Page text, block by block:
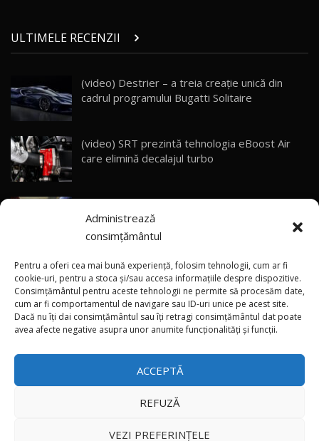
Administrează
consimțământul
Pentru a oferi cea mai bună experiență, folosim tehnologii, cum ar fi
cookie-uri, pentru a stoca și/sau accesa informațiile despre dispozitive.
Consimțământul pentru aceste tehnologii ne permite să procesăm date,
cum ar fi comportamentul de navigare sau ID-uri unice pe acest site.
Dacă nu îți dai consimțământul sau îți retragi consimțământul dat poate
avea afecte negative asupra unor anumite funcționalități și funcții.
ACCEPTĂ
REFUZĂ
VEZI PREFERINȚELE
28
Noul Geely Monjaro 2025! Mai ieftin și mai
dotat / Test Drive AutoBlog.MD
29
ZEEKR 9X - PRIMUL TEST DRIVE ÎN ROMÂNĂ!
CUM SE CONDUCE?
30
Primele impresii despre BYD Seal U DM-i,
Sealion 7 și Seal 5 DM-i / Test Drive
AutoBlog.MD
13:56
Noul Volvo EX90 / Test Drive AutoBlog.MD
32:06
33
MG RX5 - își merită banii? / Test Drive
AutoBlog.MD
34
Noul DACIA DUSTER DIESEL! Primul test drive în
română
Noul Mercedes-Benz E 350 e - cât consumă?! /
ULTIMELE RECENZII
(video) Destrier – a treia creație unică din
cadrul programului Bugatti Solitaire
(video) SRT prezintă tehnologia eBoost Air
care elimină decalajul turbo
ANRE: Detensionarea relativă a situației din
Golf influențează prețurile la carburanți în
Moldova
(foto/video) Imaginea zilei: Și în SUA polițiștii
uneori „stau în tufari”
(update) Vremea se schimbă brusc: Canicula
aduce instabilitate atmosferică în nordul și
centrul țării
×